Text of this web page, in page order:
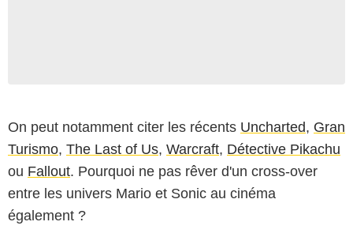
On peut notamment citer les récents Uncharted, Gran
Turismo, The Last of Us, Warcraft, Détective Pikachu
ou Fallout. Pourquoi ne pas rêver d'un cross-over
entre les univers Mario et Sonic au cinéma
également ?